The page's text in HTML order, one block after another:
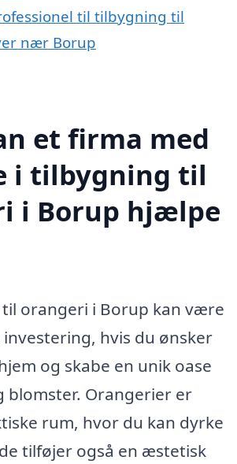
til tilbygning til
nær Borup
et firma med
i tilbygning til
i Borup hjælpe
orangeri i Borup kan være
hvis du ønsker
og skabe en unik oase
blomster. Orangerier er
rum, hvor du kan dyrke
tilføjer også en æstetisk